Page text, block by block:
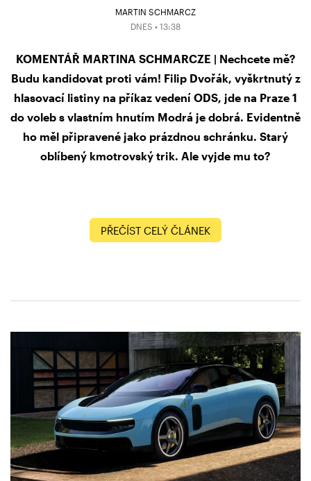
MARTIN SCHMARCZ
DNES • 13:38
KOMENTÁŘ MARTINA SCHMARCZE | Nechcete mě?
Budu kandidovat proti vám! Filip Dvořák, vyškrtnutý z
hlasovací listiny na příkaz vedení ODS, jde na Praze 1
do voleb s vlastním hnutím Modrá je dobrá. Evidentně
ho měl připravené jako prázdnou schránku. Starý
oblíbený kmotrovský trik. Ale vyjde mu to?
PŘEČÍST CELÝ ČLÁNEK